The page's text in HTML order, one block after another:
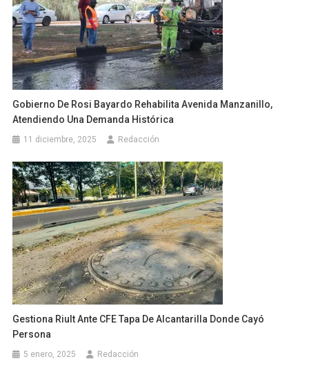
Gobierno De Rosi Bayardo Rehabilita Avenida Manzanillo,
Atendiendo Una Demanda Histórica
11 diciembre, 2025 Redacción
Gestiona Riult Ante CFE Tapa De Alcantarilla Donde Cayó
Persona
5 enero, 2025 Redacción